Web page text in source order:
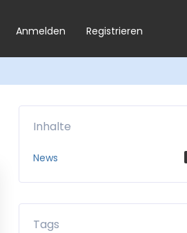
Anmelden Registrieren
Inhalte
News
Tags